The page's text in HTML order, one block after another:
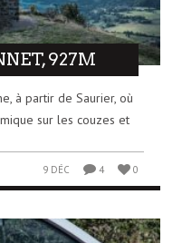
927M
à partir de Saurier, où
sur les couzes et
9 DÉC 4 0